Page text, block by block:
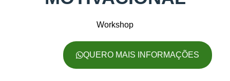
Workshop
QUERO MAIS INFORMAÇÕES